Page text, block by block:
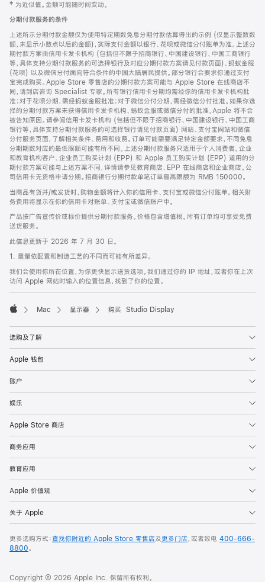
页
页
脚
注
‡ 为近似值。金额可能随时间变动。
分期付款服务的条件
上述所示分期付款金额仅为使用特定期数免息分期付款估算得出的示例 (仅显示整数数
额，未显示小数点以后的金额)，实际支付金额以银行、花呗或微信分付账单为准。上述分
期付款方案由信用卡发卡机构 (包括但不限于招商银行、中国建设银行、中国工商银行
等，具体支持分期付款服务的可选择银行及对应分期付款方案请见付款页面)、蚂蚁金服
(花呗) 以及微信分付面向符合条件的中国大陆居民提供。部分银行会要求你通过支付
宝完成购买。Apple Store 零售店的分期付款方案可能与 Apple Store 在线商店不
同，请到店咨询 Specialist 专家。所有银行信用卡分期均需经你的信用卡发卡机构批
准；对于花呗分期，需经蚂蚁金服批准；对于微信分付分期，需经微信分付批准。如果你选
择的分期付款方案未获得信用卡发卡机构、蚂蚁金服或微信分付的批准，Apple 将不会
被告知原因。请参阅信用卡发卡机构 (包括但不限于招商银行、中国建设银行、中国工商
银行等，具体支持分期付款服务的可选择银行请见付款页面) 网站、支付宝网站和微信
分付服务页面，了解相关条件、费用和收费。订单可能需要满足特定金额要求，不同免息
分期期数对应的最低限额可能有所不同。上述分期付款服务只适用于个人消费者。企业
和教育机构客户、企业员工购买计划 (EPP) 和 Apple 员工购买计划 (EPP) 适用的分
期付款方案可能与上述方案不同，详情请参见教育商店、EPP 在线商店和企业商店。公
司信用卡无资格申请分期。招商银行分期付款单笔订单最高限额为 RMB 150000。
当商品有货并/或发货时，购物金额将计入你的信用卡、支付宝或微信分付账单。相关财
务费用将显示在你的信用卡对账单、支付宝或微信账户中。
产品按广告宣传价或标价提供分期付款服务。价格包含增值税。所有订单均可享受免费
送货服务。
此信息更新于 2026 年 7 月 30 日。
1. 重量依配置和制造工艺的不同而可能有所差异。
我们会使用你所在位置，为你更快显示送货选项。我们通过你的 IP 地址，或者你在上次
访问 Apple 网站时输入的位置信息，找到了你的位置。
Mac 显示器 购买 Studio Display
选购及了解
Apple 钱包
账户
娱乐
Apple Store 商店
商务应用
教育应用
Apple 价值观
关于 Apple
更多选购方式：查找你附近的 Apple Store 零售店及更多门店，或者致电 400-666-
8800。
Copyright © 2026 Apple Inc. 保留所有权利。